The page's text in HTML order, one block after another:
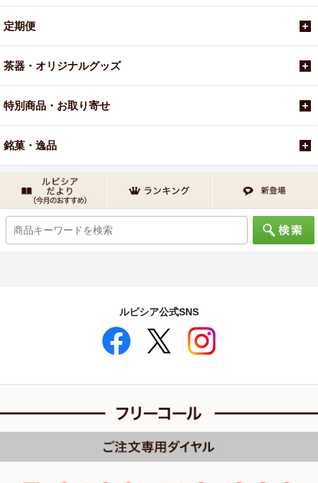
定期便
茶器・オリジナルグッズ
特別商品・お取り寄せ
銘菓・逸品
ルピシア公式SNS